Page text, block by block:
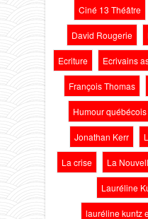
Ciné 13 Théâtre
David Rougerie
Ecriture Ecrivains
François Thomas
Humour québécois
Jonathan Kerr
La crise La
Lauréline
lauréline kuntz